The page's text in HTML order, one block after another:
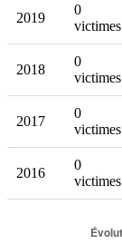
2019
0
victimes
2018
0
victimes
2017
0
victimes
2016
0
victimes